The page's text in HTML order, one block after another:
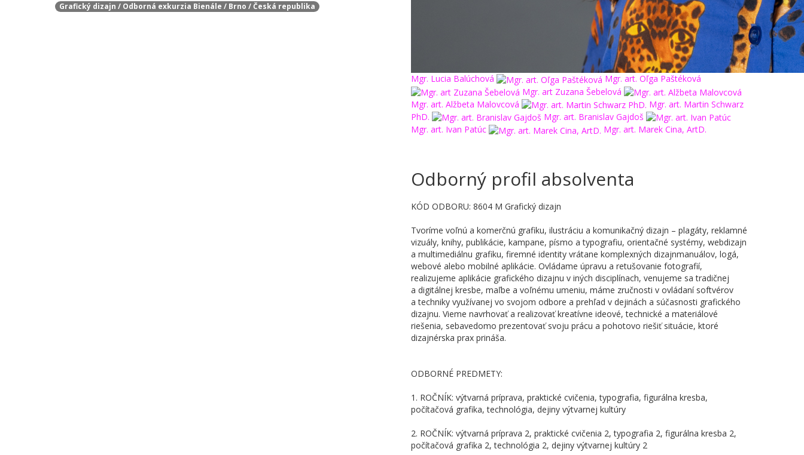
Grafický dizajn / Odborná exkurzia Bienále / Brno / Česká republika
Mgr. Lucia Balúchová
Mgr. art. Oľga Paštéková
Mgr. art Zuzana Šebelová
Mgr. art. Alžbeta Malovcová
Mgr. art. Martin Schwarz
PhD.
Mgr. art. Branislav Gajdoš
Mgr. art. Ivan Patúc
Mgr. art. Marek Cina, ArtD.
Odborný profil absolventa
KÓD ODBORU: 8604 M Grafický dizajn
Tvoríme voľnú a komerčnú grafiku, ilustráciu a komunikačný dizajn – plagáty, reklamné
vizuály, knihy, publikácie, kampane, písmo a typografiu, orientačné systémy, webdizajn
a multimediálnu grafiku, firemné identity vrátane komplexných dizajnmanuálov, logá,
webové alebo mobilné aplikácie. Ovládame úpravu a retušovanie fotografií,
realizujeme aplikácie grafického dizajnu v iných disciplínach, venujeme sa tradičnej
a digitálnej kresbe, maľbe a voľnému umeniu, máme zručnosti v ovládaní softvérov
a techniky využívanej vo svojom odbore a prehľad v dejinách a súčasnosti grafického
dizajnu. Vieme navrhovať a realizovať kreatívne ideové, technické a materiálové
riešenia, sebavedomo prezentovať svoju prácu a pohotovo riešiť situácie, ktoré
dizajnérska prax prináša.
ODBORNÉ PREDMETY:
1. ROČNÍK: výtvarná príprava, praktické cvičenia, typografia, figurálna kresba,
počítačová grafika, technológia, dejiny výtvarnej kultúry
2. ROČNÍK: výtvarná príprava 2, praktické cvičenia 2, typografia 2, figurálna kresba 2,
počítačová grafika 2, technológia 2, dejiny výtvarnej kultúry 2